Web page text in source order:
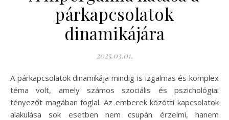
párkapcsolatok
dinamikájára
2025.03.01.
A párkapcsolatok dinamikája mindig is izgalmas és komplex
téma volt, amely számos szociális és pszichológiai
tényezőt magában foglal. Az emberek közötti kapcsolatok
alakulása sok esetben nem csupán érzelmi, hanem